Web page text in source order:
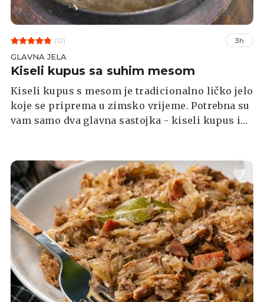
(12) 3h
GLAVNA JELA
Kiseli kupus sa suhim mesom
Kiseli kupus s mesom je tradicionalno ličko jelo
koje se priprema u zimsko vrijeme. Potrebna su
vam samo dva glavna sastojka - kiseli kupus i
na laganoj vatri i poslužuje uz kuhani krumpir.